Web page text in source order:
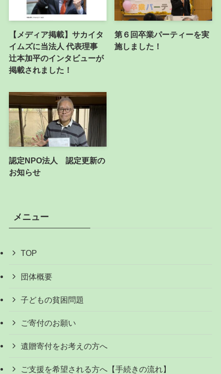
【メディア掲載】サカイタ
イムズに当法人 代表理事
辻本加平のインタビューが
掲載されました！
第６回卒業パーティーを実
施しました！
認定NPO法人 認定更新の
お知らせ
メニュー
TOP
団体概要
子どもの貧困問題
ご寄付のお願い
遺贈寄付をお考えの方へ
ご支援を希望される方へ【手続きの流れ】